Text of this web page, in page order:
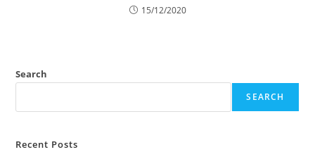
15/12/2020
Search
SEARCH
Recent Posts